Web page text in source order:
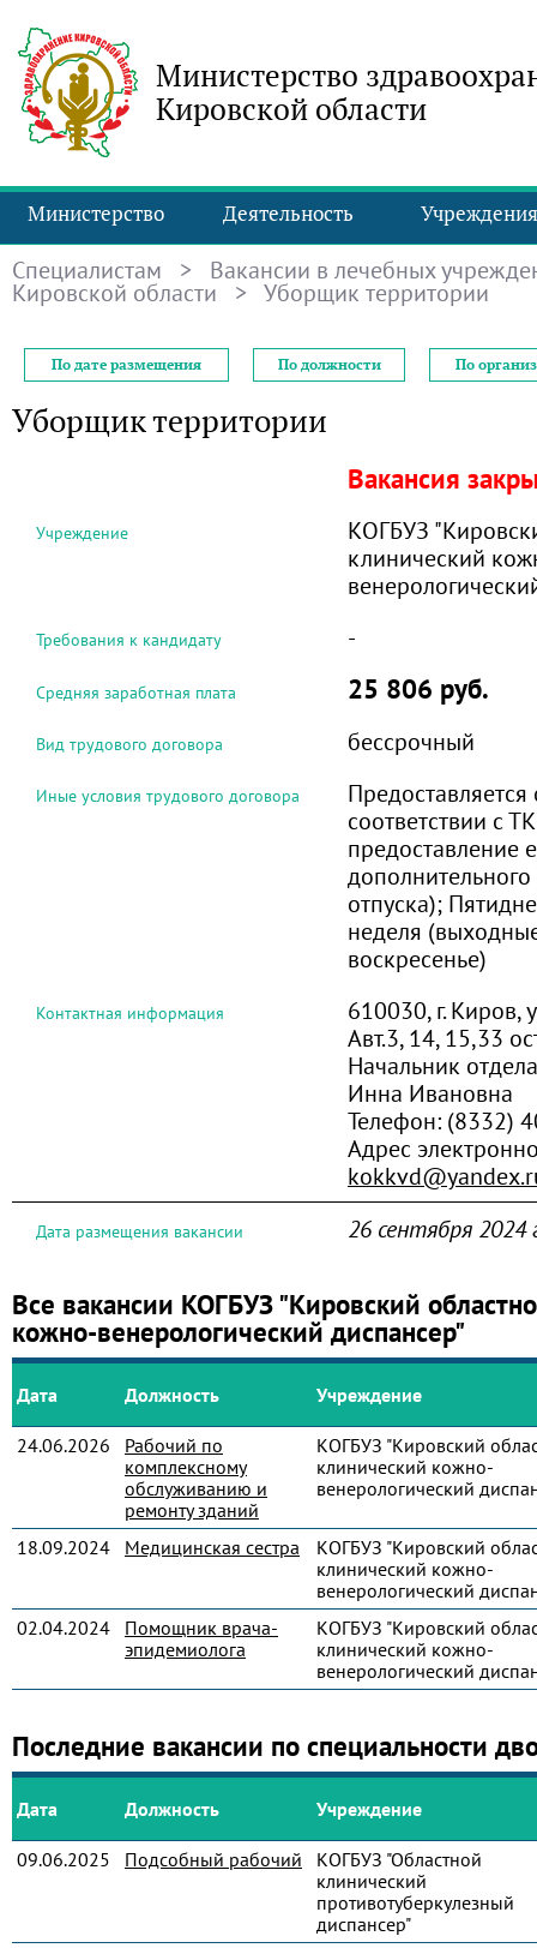
Министерство
Кировской области
Министерство Деятельность Учреждения
Специалистам > Вакансии в лечебных
Кировской области > Уборщик территории
По дате размещения По должности По
Уборщик территории
Вакансия
Учреждение
КОГБУЗ
клинический
Требования к кандидату -
Средняя заработная плата 25 806 руб.
Вид трудового договора бессрочный
Иные условия трудового договора
Предоставляется
соответствии с
предоставление
отпуска);
неделя
воскресенье)
Контактная информация
610030, г. Киров,
Авт.3, 14, 15,33
Начальник
Инна Ивановна
Телефон: (8332)
Адрес
Дата размещения вакансии 26 сентября 2024
Все вакансии КОГБУЗ "Кировский
кожно-венерологический диспансер"
Дата Должность Учреждение
24.06.2026
Рабочий по
комплексному
обслуживанию и
ремонту зданий
КОГБУЗ "Кировский
клинический кожно-
венерологический
18.09.2024 Медицинская сестра
КОГБУЗ "Кировский
клинический кожно-
венерологический
02.04.2024
Помощник врача-
эпидемиолога
КОГБУЗ "Кировский
клинический кожно-
венерологический
Последние вакансии по специальности
Дата Должность Учреждение
09.06.2025 Подсобный рабочий
КОГБУЗ "Областной
клинический
противотуберкулезный
диспансер"